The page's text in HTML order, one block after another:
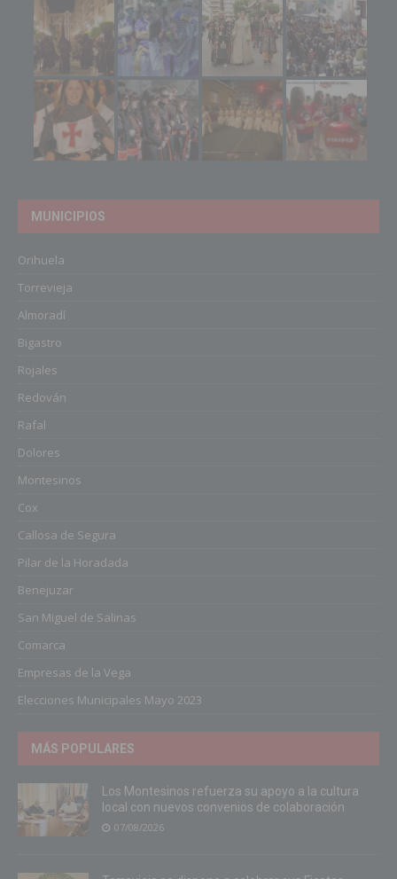
MUNICIPIOS
Orihuela
Torrevieja
Almoradí
Bigastro
Rojales
Redován
Rafal
Dolores
Montesinos
Cox
Callosa de Segura
Pilar de la Horadada
Benejuzar
San Miguel de Salinas
Comarca
Empresas de la Vega
Elecciones Municipales Mayo 2023
MÁS POPULARES
Los Montesinos refuerza su apoyo a la cultura
local con nuevos convenios de colaboración
07/08/2026